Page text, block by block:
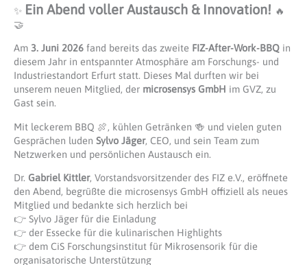
✨ Ein Abend voller Austausch & Innovation! 🔥
🤝
Am 3. Juni 2026 fand bereits das zweite FIZ-After-Work-BBQ in
diesem Jahr in entspannter Atmosphäre am Forschungs- und
Industriestandort Erfurt statt. Dieses Mal durften wir bei
unserem neuen Mitglied, der microsensys GmbH im GVZ, zu
Gast sein.
Mit leckerem BBQ 🍖, kühlen Getränken 🍻 und vielen guten
Gesprächen luden Sylvo Jäger, CEO, und sein Team zum
Netzwerken und persönlichen Austausch ein.
Dr. Gabriel Kittler, Vorstandsvorsitzender des FIZ e.V., eröffnete
den Abend, begrüßte die microsensys GmbH offiziell als neues
Mitglied und bedankte sich herzlich bei
👉 Sylvo Jäger für die Einladung
👉 der Essecke für die kulinarischen Highlights
👉 dem CiS Forschungsinstitut für Mikrosensorik für die
organisatorische Unterstützung